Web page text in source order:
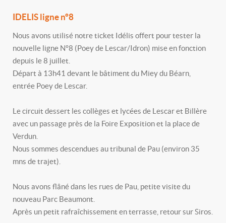
IDELIS ligne n°8
Nous avons utilisé notre ticket Idélis offert pour tester la
nouvelle ligne N°8 (Poey de Lescar/Idron) mise en fonction
depuis le 8 juillet.
Départ à 13h41 devant le bâtiment du Miey du Béarn,
entrée Poey de Lescar.
Le circuit dessert les collèges et lycées de Lescar et Billère
avec un passage près de la Foire Exposition et la place de
Verdun.
Nous sommes descendues au tribunal de Pau (environ 35
mns de trajet).
Nous avons flâné dans les rues de Pau, petite visite du
nouveau Parc Beaumont.
Après un petit rafraîchissement en terrasse, retour sur Siros.